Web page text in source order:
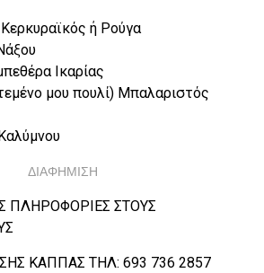
ή Ρούγα
Ικαρίας
μου πουλί) Μπαλαριστός
ΔΙΑΦΗΜΙΣΗ
ΠΛΗΡΟΦΟΡΙΕΣ ΣΤΟΥΣ
ΚΑΠΠΑΣ ΤΗΛ: 693 736 2857